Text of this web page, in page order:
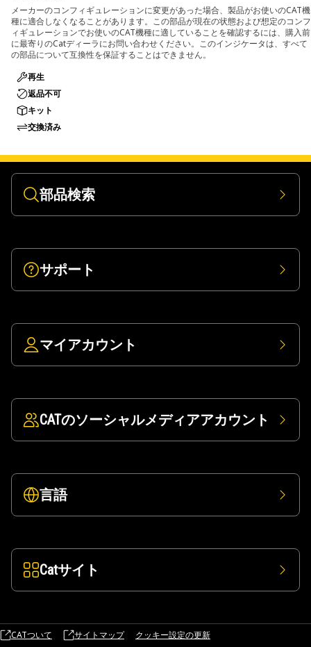
メーカーのコンフィギュレーションに変更があった場合、製品がお使いのCAT機
種に適合しなくなることがあります。この部品が現在の状態および想定のコンフ
ィギュレーションでお使いのCAT機種に適していることを確認するには、購入前
に最寄りのCatディーラにお問い合わせください。このインジケータは、すべて
の部品について互換性を保証することはできません。
再生
返品不可
キット
交換済み
部品検索
サポート
マイアカウント
CATのソーシャルメディアアカウント
言語
Catサイト
CATついて サイトマップ クッキー設定の更新